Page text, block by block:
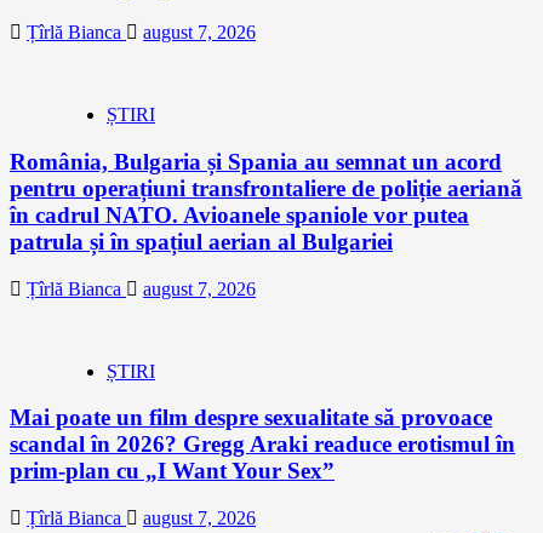
Țîrlă Bianca august 7, 2026
ȘTIRI
România, Bulgaria și Spania au semnat un acord
pentru operațiuni transfrontaliere de poliție aeriană
în cadrul NATO. Avioanele spaniole vor putea
patrula și în spațiul aerian al Bulgariei
Țîrlă Bianca august 7, 2026
ȘTIRI
Mai poate un film despre sexualitate să provoace
scandal în 2026? Gregg Araki readuce erotismul în
prim-plan cu „I Want Your Sex”
Țîrlă Bianca august 7, 2026